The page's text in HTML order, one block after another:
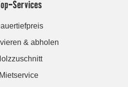
Services
& abholen
Mietservice